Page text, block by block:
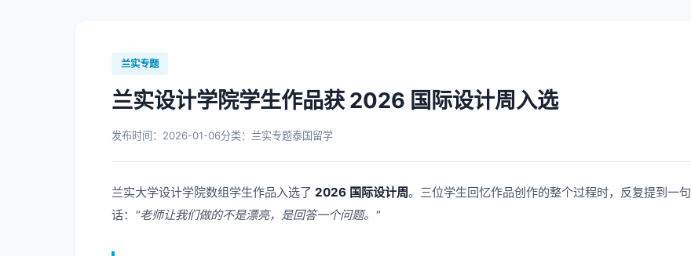
兰实专题
兰实设计学院学生作品获 2026 国际设计周入选
发布时间：2026-01-06分类：兰实专题泰国留学
兰实大学设计学院数组学生作品入选了 2026 国际设计周。三位学生回忆作品创作的整个过程时，反复提到一句
话： "老师让我们做的不是漂亮，是回答一个问题。"